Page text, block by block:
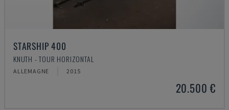
STARSHIP 400
KNUTH - TOUR HORIZONTAL
ALLEMAGNE 2015
20.500 €